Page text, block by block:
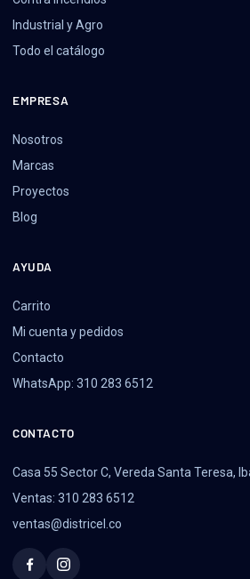
Industrial y Agro
Todo el catálogo
EMPRESA
Nosotros
Marcas
Proyectos
Blog
AYUDA
Carrito
Mi cuenta y pedidos
Contacto
WhatsApp: 310 283 6512
CONTACTO
Casa 55 Sector C, Vereda Santa Teresa,
Ventas: 310 283 6512
ventas@districel.co